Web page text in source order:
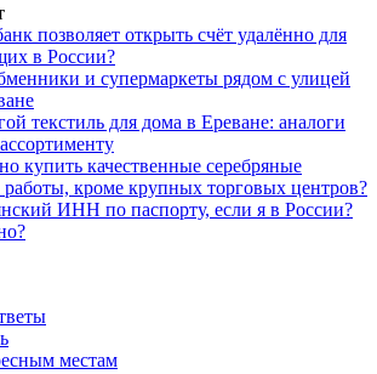
позволяет открыть счёт удалённо для
в России?
и супермаркеты рядом с улицей
текстиль для дома в Ереване: аналоги
купить качественные серебряные
кроме крупных торговых центров?
ИНН по паспорту, если я в России?
местам